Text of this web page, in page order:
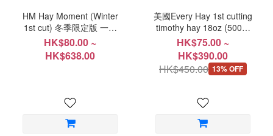
HM Hay Moment (Winter
1st cut) 冬季限定版 一割
美國提摩西草
500g/3kg/10kg
HK$80.00 ~
HK$638.00
美國Every Hay 1st cutting
timothy hay 18oz (500g)
一割美國提摩西草
HK$75.00 ~
HK$390.00
HK$450.00 13% OFF